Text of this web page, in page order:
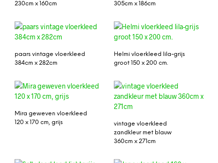
230cm x 160cm
305cm x 186cm
paars vintage vloerkleed
384cm x 282cm
Helmi vloerkleed lila-grijs
groot 150 x 200 cm.
Mira geweven vloerkleed
120 x 170 cm, grijs
vintage vloerkleed
zandkleur met blauw
360cm x 271cm